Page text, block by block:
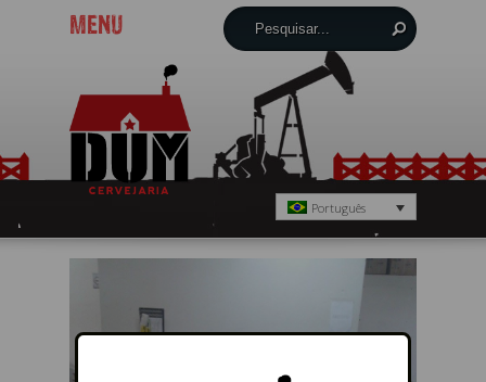
MENU
Português